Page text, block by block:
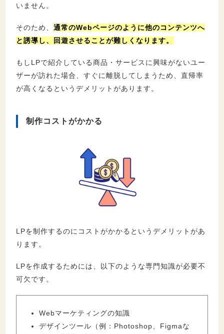
いません。
そのため、 通常のWebページのように他のコンテンツへ
と誘導し、回遊させることが難しくなります。
もしLPで紹介している商品・サービスに興味がないユー
ザーが訪れた場合、すぐに離脱してしまうため、直帰率
が高くなるというデメリットがあります。
制作コストがかかる
LPを制作するのにコストがかかるというデメリットがあ
ります。
LPを作成するためには、以下のような専門知識が必要不
可欠です。
Webマーケティングの知識
デザインツール（例：Photoshop、Figmaな